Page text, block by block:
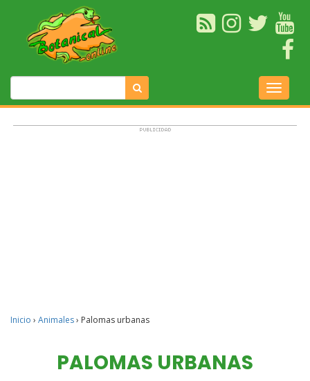
Inicio › Animales› Palomas urbanas
PALOMAS URBANAS